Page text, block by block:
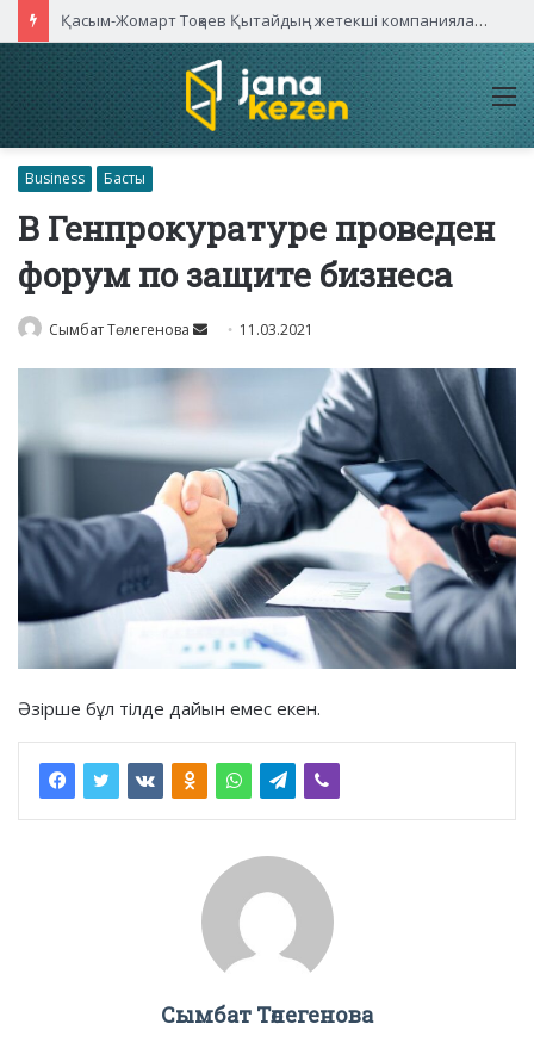
Қасым-Жомарт Тоқаев Қытайдың жетекші компаниялары басшыларымен кездесті
Business Басты
В Генпрокуратуре проведен
форум по защите бизнеса
Сымбат Төлегенова
Send 11.03.2021
Әзірше бұл тілде дайын емес екен.
Сымбат Төлегенова